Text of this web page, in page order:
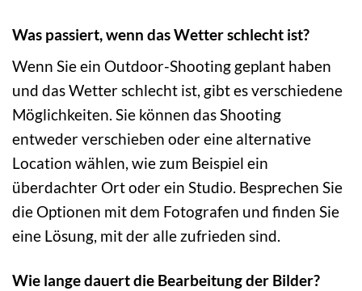
Was passiert, wenn das Wetter schlecht ist?
Wenn Sie ein Outdoor-Shooting geplant haben
und das Wetter schlecht ist, gibt es verschiedene
Möglichkeiten. Sie können das Shooting
entweder verschieben oder eine alternative
Location wählen, wie zum Beispiel ein
überdachter Ort oder ein Studio. Besprechen Sie
die Optionen mit dem Fotografen und finden Sie
eine Lösung, mit der alle zufrieden sind.
Wie lange dauert die Bearbeitung der Bilder?